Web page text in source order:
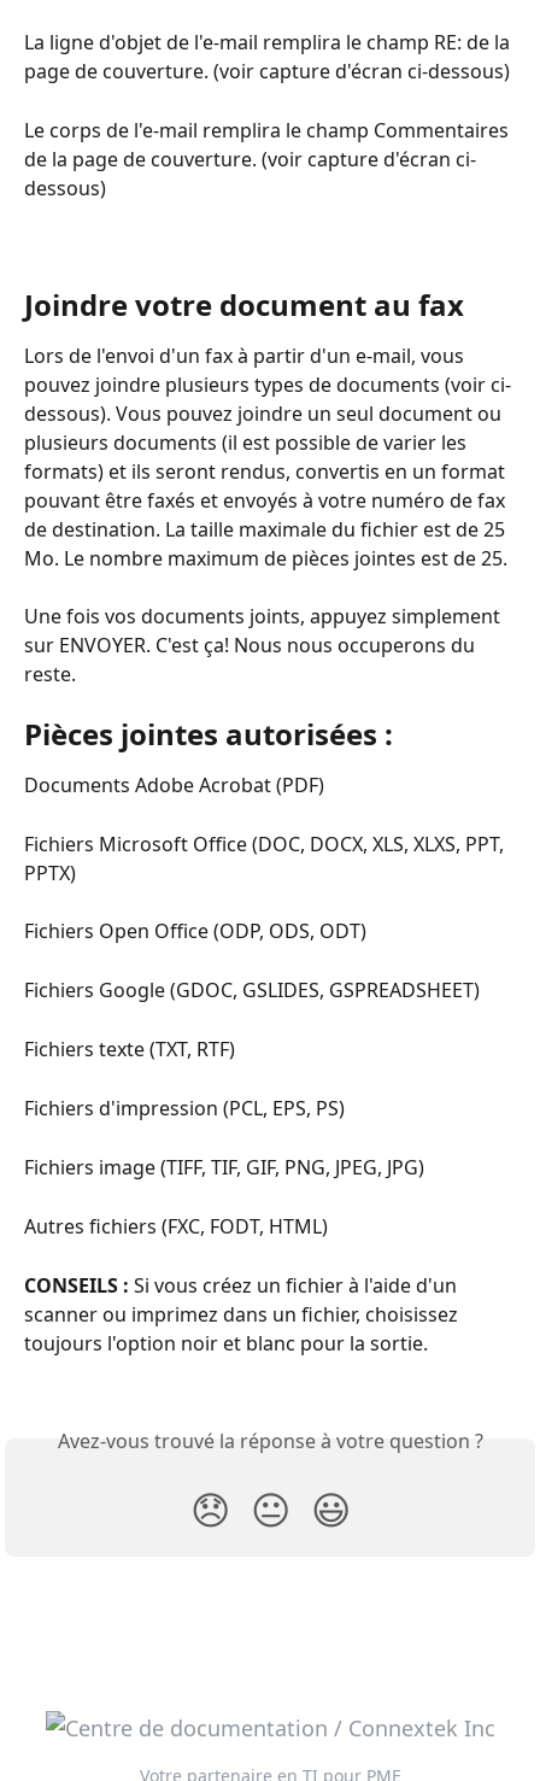
La ligne d'objet de l'e-mail remplira le champ RE: de la
page de couverture. (voir capture d'écran ci-dessous)
Le corps de l'e-mail remplira le champ Commentaires
de la page de couverture. (voir capture d'écran ci-
dessous)
Joindre votre document au fax
Lors de l'envoi d'un fax à partir d'un e-mail, vous
pouvez joindre plusieurs types de documents (voir ci-
dessous). Vous pouvez joindre un seul document ou
plusieurs documents (il est possible de varier les
formats) et ils seront rendus, convertis en un format
pouvant être faxés et envoyés à votre numéro de fax
de destination. La taille maximale du fichier est de 25
Mo. Le nombre maximum de pièces jointes est de 25.
Une fois vos documents joints, appuyez simplement
sur ENVOYER. C'est ça! Nous nous occuperons du
reste.
Pièces jointes autorisées :
Documents Adobe Acrobat (PDF)
Fichiers Microsoft Office (DOC, DOCX, XLS, XLXS, PPT,
PPTX)
Fichiers Open Office (ODP, ODS, ODT)
Fichiers Google (GDOC, GSLIDES, GSPREADSHEET)
Fichiers texte (TXT, RTF)
Fichiers d'impression (PCL, EPS, PS)
Fichiers image (TIFF, TIF, GIF, PNG, JPEG, JPG)
Autres fichiers (FXC, FODT, HTML)
CONSEILS : Si vous créez un fichier à l'aide d'un
scanner ou imprimez dans un fichier, choisissez
toujours l'option noir et blanc pour la sortie.
Avez-vous trouvé la réponse à votre question ?
😞 😐 😃
Votre partenaire en TI pour PME